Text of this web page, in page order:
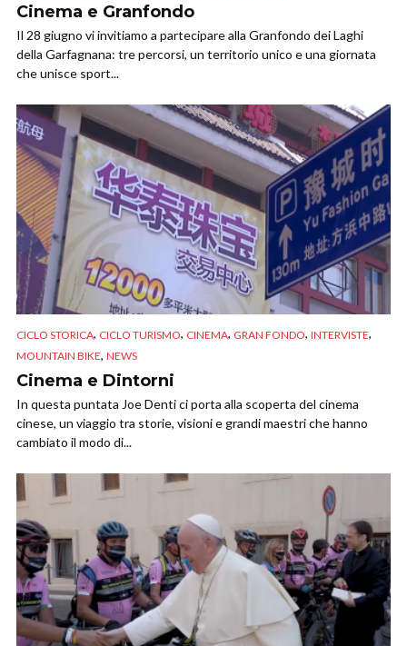
Cinema e Granfondo
Il 28 giugno vi invitiamo a partecipare alla Granfondo dei Laghi
della Garfagnana: tre percorsi, un territorio unico e una giornata
che unisce sport...
CICLO STORICA, CICLO TURISMO, CINEMA, GRAN FONDO, INTERVISTE,
MOUNTAIN BIKE, NEWS
Cinema e Dintorni
In questa puntata Joe Denti ci porta alla scoperta del cinema
cinese, un viaggio tra storie, visioni e grandi maestri che hanno
cambiato il modo di...